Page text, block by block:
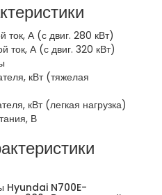
ток, А (с двиг. 280 кВт)
ток, А (с двиг. 320 кВт)
кВт (тяжелая
кВт (легкая нагрузка)
В
Hyundai N700E-